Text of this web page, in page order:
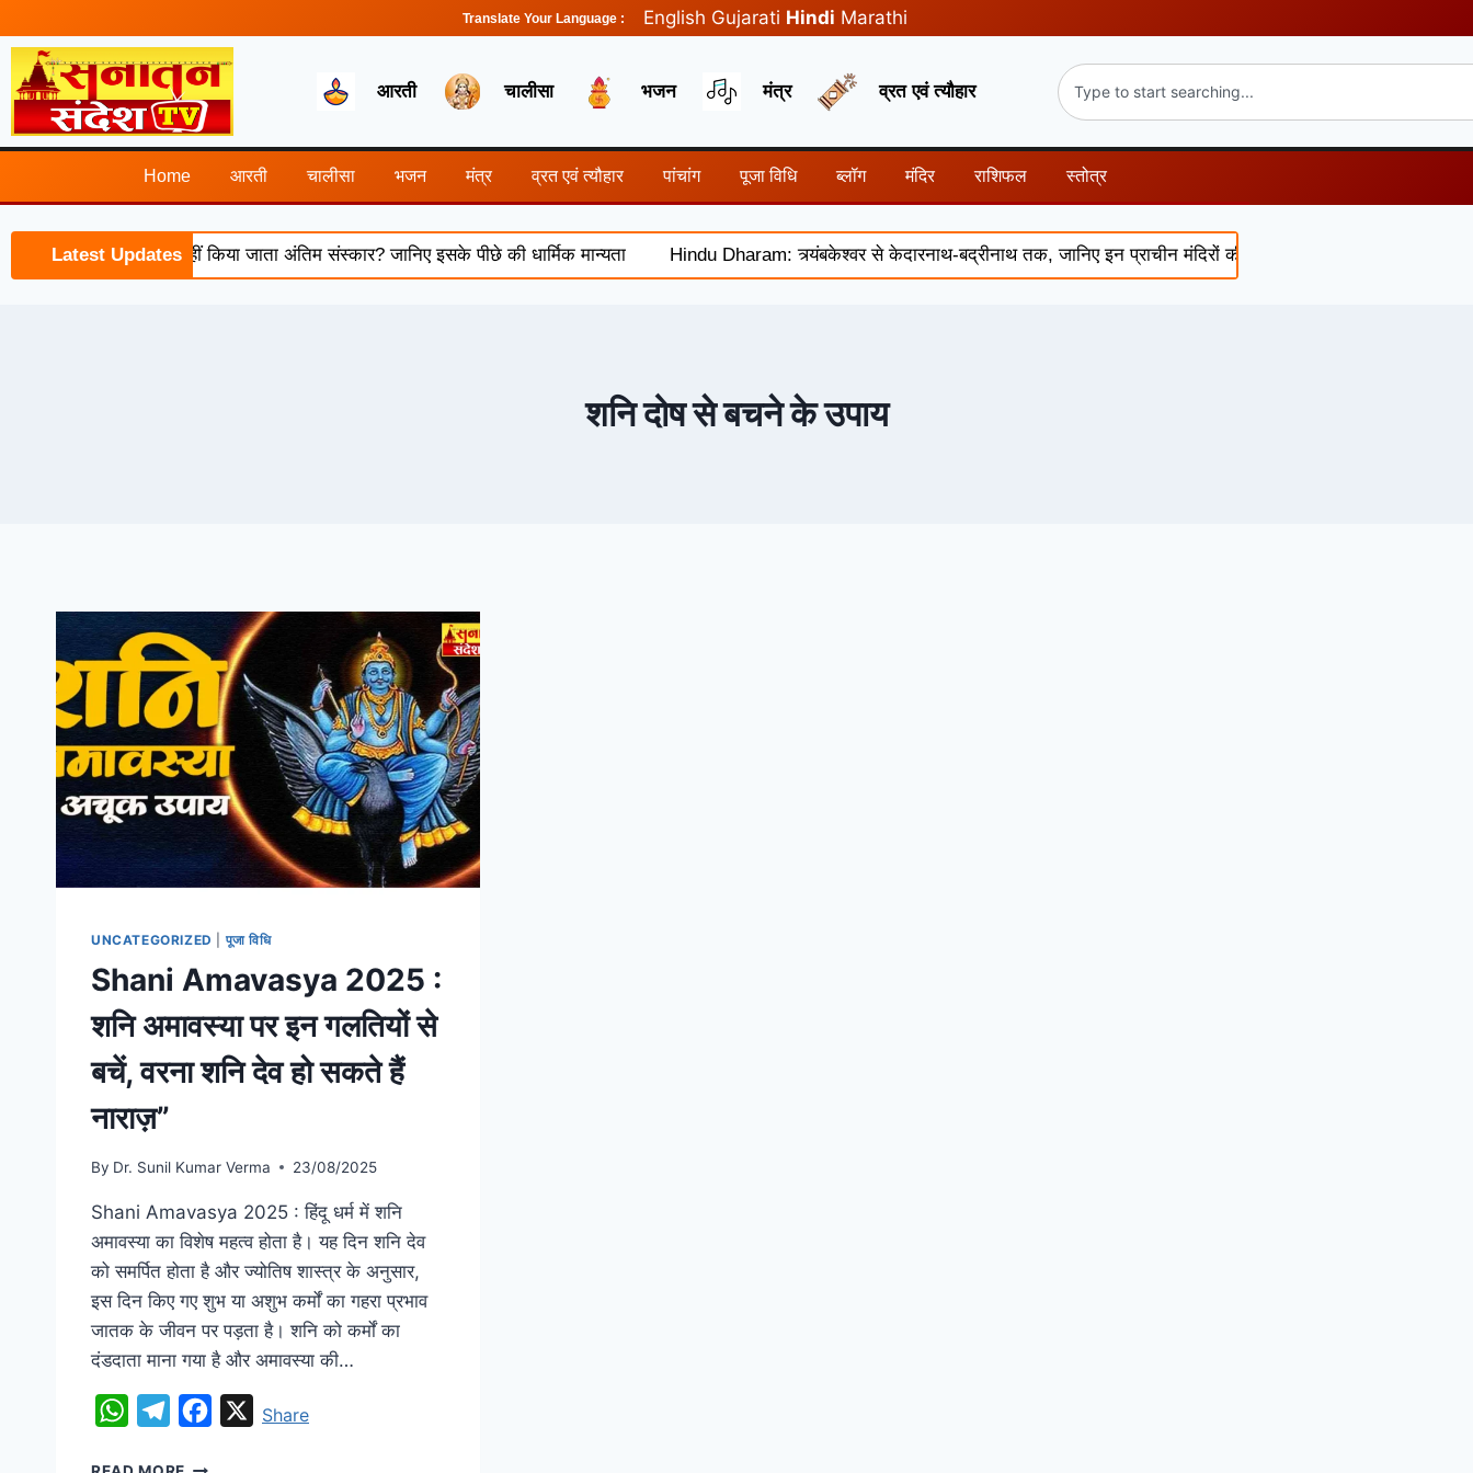
Translate Your Language : English Gujarati Hindi Marathi
आरती चालीसा भजन मंत्र व्रत एवं त्यौहार
Home आरती चालीसा भजन मंत्र व्रत एवं त्यौहार पांचांग पूजा विधि ब्लॉग मंदिर राशिफल स्तोत्र
Latest Updates
सूर्यास्त के बाद क्यों नहीं किया जाता अंतिम संस्कार? जानिए इसके पीछे की धार्मिक मान्यता Hindu Dharam: त्र्यंबकेश्वर से केदारनाथ-बद्रीनाथ तक, जानिए इन प्राचीन मंदिरों की चमत्कारी कथाएं और पौराणिक रहस्य
शनि दोष से बचने के उपाय
UNCATEGORIZED पूजा विधि
Shani Amavasya 2025 :
शनि अमावस्या पर इन गलतियों से
बचें, वरना शनि देव हो सकते हैं
नाराज़”
By Dr. Sunil Kumar Verma 23/08/2025
Shani Amavasya 2025 : हिंदू धर्म में शनि
अमावस्या का विशेष महत्व होता है। यह दिन शनि देव
को समर्पित होता है और ज्योतिष शास्त्र के अनुसार,
इस दिन किए गए शुभ या अशुभ कर्मों का गहरा प्रभाव
जातक के जीवन पर पड़ता है। शनि को कर्मों का
दंडदाता माना गया है और अमावस्या की…
WhatsAppTelegramFacebook
XShare